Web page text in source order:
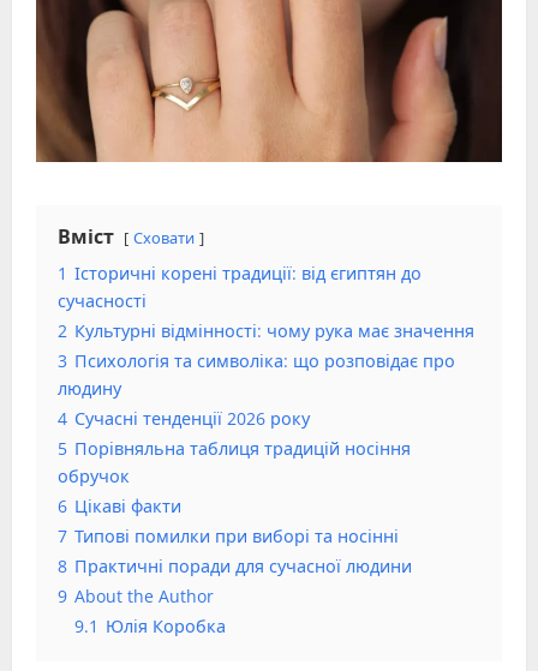
Вміст Сховати
1 Історичні корені традиції: від єгиптян до
сучасності
2 Культурні відмінності: чому рука має значення
3 Психологія та символіка: що розповідає про
людину
4 Сучасні тенденції 2026 року
5 Порівняльна таблиця традицій носіння
обручок
6 Цікаві факти
7 Типові помилки при виборі та носінні
8 Практичні поради для сучасної людини
9 About the Author
9.1 Юлія Коробка